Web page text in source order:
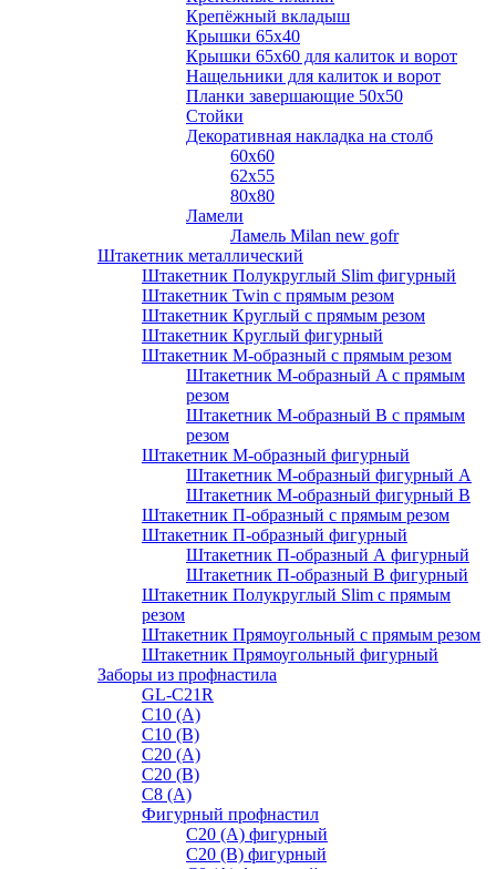
Крепёжный вкладыш
Крышки 65х40
Крышки 65х60 для калиток и ворот
Нащельники для калиток и ворот
Планки завершающие 50х50
Стойки
Декоративная накладка на столб
60х60
62х55
80х80
Ламели
Ламель Milan new gofr
Штакетник металлический
Штакетник Полукруглый Slim фигурный
Штакетник Twin с прямым резом
Штакетник Круглый с прямым резом
Штакетник Круглый фигурный
Штакетник М-образный с прямым резом
Штакетник М-образный A с прямым
резом
Штакетник М-образный B с прямым
резом
Штакетник М-образный фигурный
Штакетник М-образный фигурный A
Штакетник М-образный фигурный B
Штакетник П-образный с прямым резом
Штакетник П-образный фигурный
Штакетник П-образный А фигурный
Штакетник П-образный В фигурный
Штакетник Полукруглый Slim с прямым
резом
Штакетник Прямоугольный с прямым резом
Штакетник Прямоугольный фигурный
Заборы из профнастила
GL-С21R
С10 (A)
С10 (В)
С20 (А)
С20 (В)
С8 (A)
Фигурный профнастил
С20 (A) фигурный
С20 (В) фигурный